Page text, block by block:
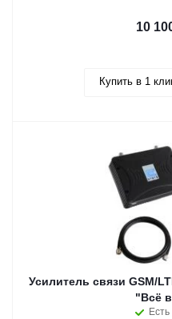
10
Купить в 1
Усилитель связи GSM/
"Всё